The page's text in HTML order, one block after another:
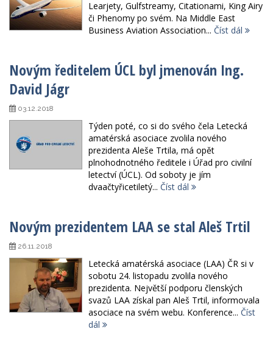
Learjety, Gulfstreamy, Citationami, King Airy
či Phenomy po svém. Na Middle East
Business Aviation Association... Číst dál
Novým ředitelem ÚCL byl jmenován Ing.
David Jágr
03.12.2018
Týden poté, co si do svého čela Letecká
amatérská asociace zvolila nového
prezidenta Aleše Trtila, má opět
plnohodnotného ředitele i Úřad pro civilní
letectví (ÚCL). Od soboty je jím
dvaačtyřicetiletý... Číst dál
Novým prezidentem LAA se stal Aleš Trtil
26.11.2018
Letecká amatérská asociace (LAA) ČR si v
sobotu 24. listopadu zvolila nového
prezidenta. Největší podporu členských
svazů LAA získal pan Aleš Trtil, informovala
asociace na svém webu. Konference... Číst
dál